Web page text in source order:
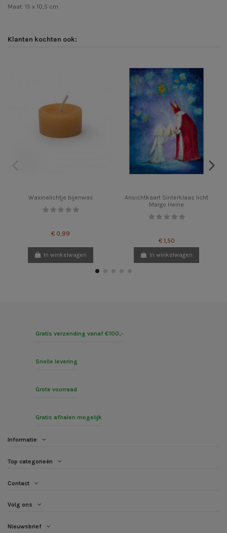
Maat: 15 x 10,5 cm
Klanten kochten ook:
Waxinelichtje bijenwas
€ 0,99
In winkelwagen
Ansichtkaart Sinterklaas licht
Margo Heine
€ 1,50
In winkelwagen
Gratis verzending vanaf €100,-
Snelle levering
Grote voorraad
Gratis afhalen mogelijk
Informatie
Top categorieën
Contact
Volg ons
Nieuwsbrief